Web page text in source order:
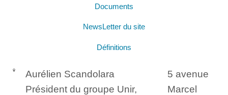
Documents
NewsLetter du site
Définitions
Aurélien Scandolara
Président du groupe Unir,
5 avenue
Marcel